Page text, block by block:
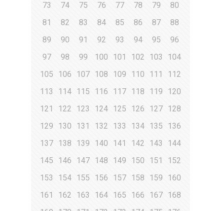
73
74 75 76 77 78 79
80
81
82 83 84 85 86 87
88
89
90 91 92 93 94 95
96
97
98 99 100 101 102 103
104
105
106 107 108 109 110 111
112
113
114 115 116 117 118 119
120
121
122 123 124 125 126 127 128
129
130 131 132 133 134 135
136
137 138 139 140 141 142 143
144
145
146 147 148 149 150 151
152
153
154 155 156 157 158 159
160
161
162 163 164 165 166 167 168